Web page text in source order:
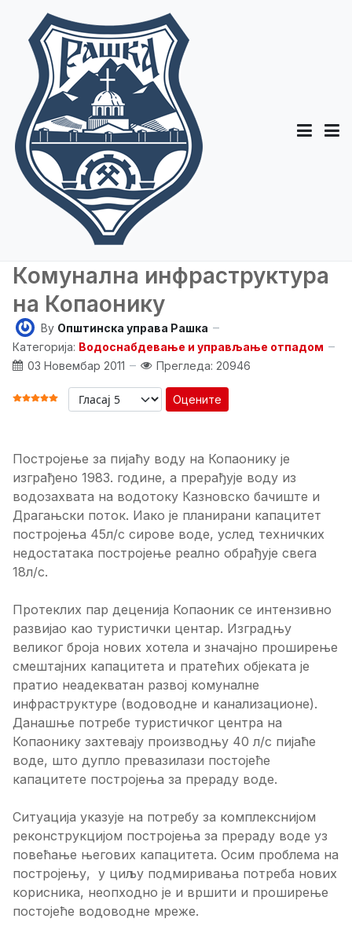
Комунална инфраструктура
на Копаонику
By Општинска управа Рашка
Категорија: Водоснабдевање и управљање отпадом
03 Новембар 2011
Прегледа: 20946
ОЦЕНА КОРИСНИКА: 5
Оцените
Постројење за пијаћу воду на Копаонику је
изграђено 1983. године, а прерађује воду из
водозахвата на водотоку Казновско бачиште и
Драгањски поток. Иако је планирани капацитет
постројења 45л/с сирове воде, услед техничких
недостатака постројење реално обрађује свега
18л/с.
Протеклих пар деценија Копаоник се интензивно
развијао као туристички центар. Изградњу
великог броја нових хотела и значајно проширење
смештајних капацитета и пратећих објеката је
пратио неадекватан развој комуналне
инфраструктуре (водоводне и канализационе).
Данашње потребе туристичког центра на
Копаонику захтевају производњу 40 л/с пијаће
воде, што дупло превазилази постојеће
капацитете постројења за прераду воде.
Ситуација указује на потребу за комплекснијом
реконструкцијом постројења за прераду воде уз
повећање његових капацитета. Осим проблема на
постројењу, у циљу подмиривања потреба нових
корисника, неопходно је и вршити и проширење
постојеће водоводне мреже.